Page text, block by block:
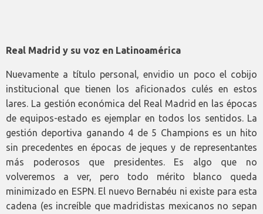
Real Madrid y su voz en Latinoamérica
Nuevamente a título personal, envidio un poco el cobijo
institucional que tienen los aficionados culés en estos
lares. La gestión económica del Real Madrid en las épocas
de equipos-estado es ejemplar en todos los sentidos. La
gestión deportiva ganando 4 de 5 Champions es un hito
sin precedentes en épocas de jeques y de representantes
más poderosos que presidentes. Es algo que no
volveremos a ver, pero todo mérito blanco queda
minimizado en ESPN. El nuevo Bernabéu ni existe para esta
cadena (es increíble que madridistas mexicanos no sepan